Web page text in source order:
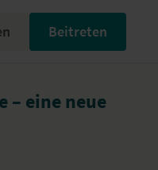
Beitreten
– eine neue